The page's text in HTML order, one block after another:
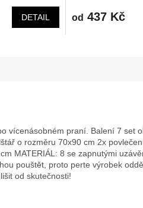
DETAIL od 437 Kč
vícenásobném praní. Balení 7 set
o rozměru 70x90 cm 2x
MATERIÁL: 8 se zapnutými
pouštět, proto perte výrobek
od skutečnosti!